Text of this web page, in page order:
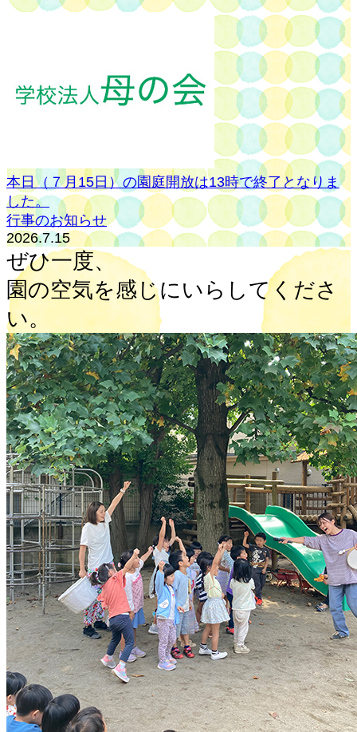
本日（７月15日）の園庭開放は13時で終了となりま
した。
行事のお知らせ
2026.7.15
ぜひ一度、
園の空気を感じに いらしてくださ
い。